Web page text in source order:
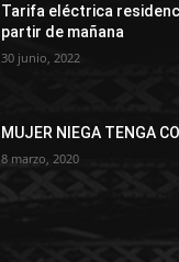
Tarifa eléctrica
partir de mañana
30 junio, 2022
MUJER NIEGA TENGA
8 marzo, 2020